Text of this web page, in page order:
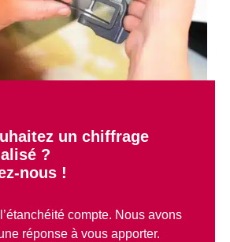
un chiffrage
?
nous !
compte. Nous avons
réponse à vous apporter.